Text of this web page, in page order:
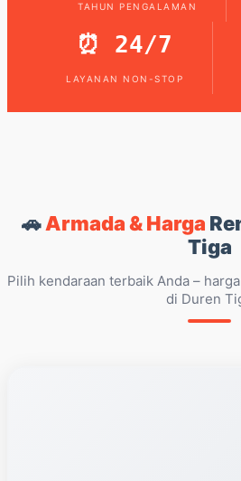
TAHUN PENGALAMAN
⏰ 24/7
LAYANAN NON-STOP
🚗Armada & Harga
Tiga
Pilih kendaraan terbaik Anda –
di Duren